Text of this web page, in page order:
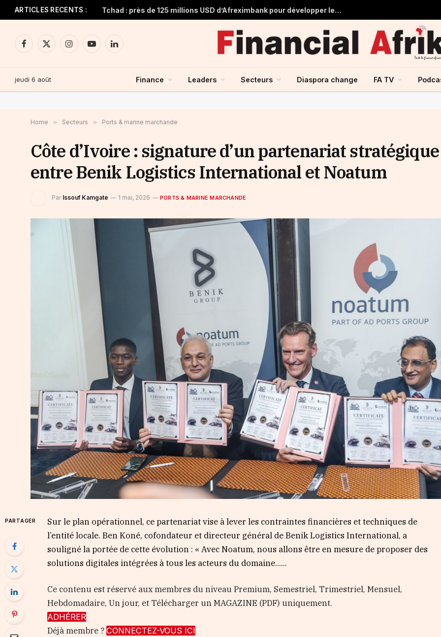
ARTICLES RECENTS : Tchad : près de 125 millions USD d’Afreximbank pour développer les infrastructures et le commerce
Facebook
X
InstagramYouTubeLinkedIn
jeudi 6 août Finance Leaders Secteurs Diaspora change FA TV
Home » Secteurs » Ports & marine marchande
Côte d’Ivoire : signature d’un partenariat stratégique
entre Benik Logistics International et Noatum
Par Issouf Kamgate 1 mai, 2026 PORTS & MARINE MARCHANDE
PARTAGER
Sur le plan opérationnel, ce partenariat vise à lever les contraintes financières et techniques de
l’entité locale. Ben Koné, cofondateur et directeur général de Benik Logistics International, a
souligné la portée de cette évolution : « Avec Noatum, nous allons être en mesure de proposer des
solutions digitales intégrées à tous les acteurs du domaine…...
Ce contenu est réservé aux membres du niveau Premium, Semestriel, Trimestriel, Mensuel,
Hebdomadaire, Un jour, et Télécharger un MAGAZINE (PDF) uniquement.
ADHÉRER
Déjà membre ?CONNECTEZ-VOUS ICI